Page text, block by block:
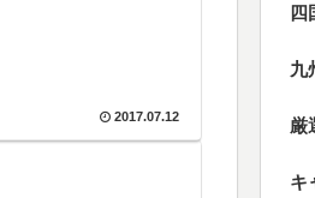
2017.07.12
四
九
厳
キ